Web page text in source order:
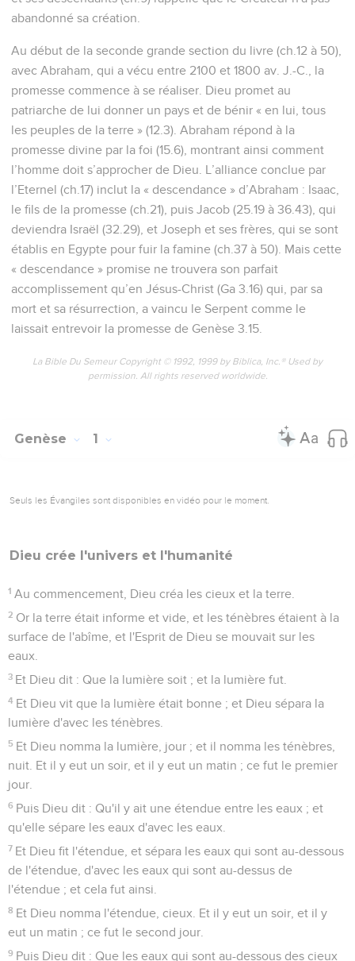
abandonné sa création.
Au début de la seconde grande section du livre (ch.12 à 50),
avec Abraham, qui a vécu entre 2100 et 1800 av. J.-C., la
promesse commence à se réaliser. Dieu promet au
patriarche de lui donner un pays et de bénir « en lui, tous
les peuples de la terre » (12.3). Abraham répond à la
promesse divine par la foi (15.6), montrant ainsi comment
l’homme doit s’approcher de Dieu. L’alliance conclue par
l’Eternel (ch.17) inclut la « descendance » d’Abraham : Isaac,
le fils de la promesse (ch.21), puis Jacob (25.19 à 36.43), qui
deviendra Israël (32.29), et Joseph et ses frères, qui se sont
établis en Egypte pour fuir la famine (ch.37 à 50). Mais cette
« descendance » promise ne trouvera son parfait
accomplissement qu’en Jésus-Christ (Ga 3.16) qui, par sa
mort et sa résurrection, a vaincu le Serpent comme le
laissait entrevoir la promesse de Genèse 3.15.
La Bible Du Semeur Copyright © 1992, 1999 by Biblica, Inc.® Used by
permission. All rights reserved worldwide.
Genèse 1
Seuls les Évangiles sont disponibles en vidéo pour le moment.
Dieu crée l'univers et l'humanité
1 Au commencement, Dieu créa les cieux et la terre.
2 Or la terre était informe et vide, et les ténèbres étaient à la
surface de l'abîme, et l'Esprit de Dieu se mouvait sur les
eaux.
3 Et Dieu dit : Que la lumière soit ; et la lumière fut.
4 Et Dieu vit que la lumière était bonne ; et Dieu sépara la
lumière d'avec les ténèbres.
5 Et Dieu nomma la lumière, jour ; et il nomma les ténèbres,
nuit. Et il y eut un soir, et il y eut un matin ; ce fut le premier
jour.
6 Puis Dieu dit : Qu'il y ait une étendue entre les eaux ; et
qu'elle sépare les eaux d'avec les eaux.
7 Et Dieu fit l'étendue, et sépara les eaux qui sont au-dessous
de l'étendue, d'avec les eaux qui sont au-dessus de
l'étendue ; et cela fut ainsi.
8 Et Dieu nomma l'étendue, cieux. Et il y eut un soir, et il y
eut un matin ; ce fut le second jour.
9 Puis Dieu dit : Que les eaux qui sont au-dessous des cieux